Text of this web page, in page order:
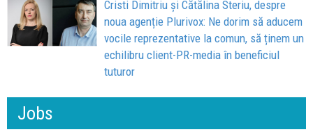
Cristi Dimitriu și Cătălina Steriu, despre
noua agenție Plurivox: Ne dorim să aducem
vocile reprezentative la comun, să ținem un
echilibru client-PR-media în beneficiul
tuturor
Jobs